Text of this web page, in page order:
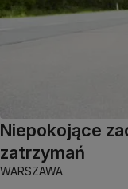
Niepokojące
zatrzymań
WARSZAWA